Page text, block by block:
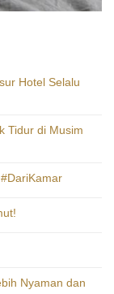
Hotel Selalu
Tidur di Musim
Nyaman dan